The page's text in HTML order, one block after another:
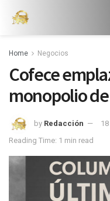
Home Negocios
Cofece
monopolio
by Redacción
Reading Time: 1 min read